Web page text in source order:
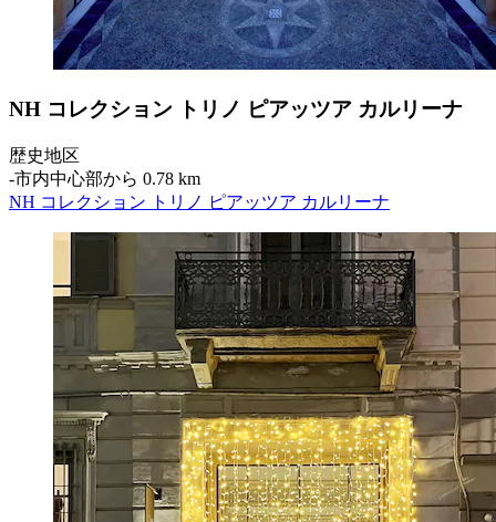
NH コレクション トリノ ピアッツア カルリーナ
歴史地区
‐市内中心部から 0.78 km
NH コレクション トリノ ピアッツア カルリーナ